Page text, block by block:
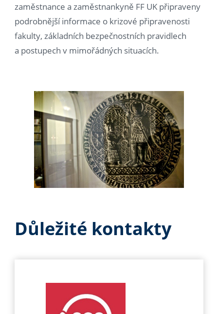
zaměstnance a zaměstnankyně FF UK připraveny
podrobnější informace o krizové připravenosti
fakulty, základních bezpečnostních pravidlech
a postupech v mimořádných situacích.
Důležité kontakty